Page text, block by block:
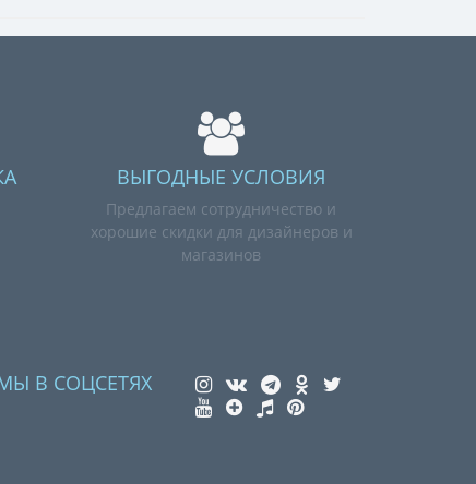
ВЫГОДНЫЕ УСЛОВИЯ
Предлагаем сотрудничество и
хорошие скидки для дизайнеров и
магазинов
В СОЦСЕТЯХ